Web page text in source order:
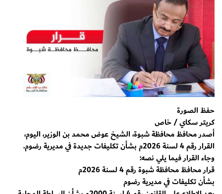
حفظ الصورة
كريتر سكاي / خاص
أصدر محافظ محافظة شبوة، الشيخ عوض محمد بن الوزير، اليوم،
القرار رقم 4 لسنة 2026م بشأن تكليفات جديدة في مديرية رضوم.
وجاء القرار فيما يلي نصه:
قرار محافظ محافظة شبوة رقم 4 لسنة 2026م
بشأن تكليفات في مديرية رضوم